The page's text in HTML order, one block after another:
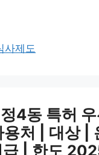
사제도
4동 특허
용처 | 대상 |
| 한도